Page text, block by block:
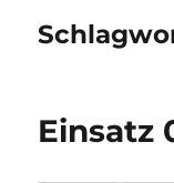
Einsatz